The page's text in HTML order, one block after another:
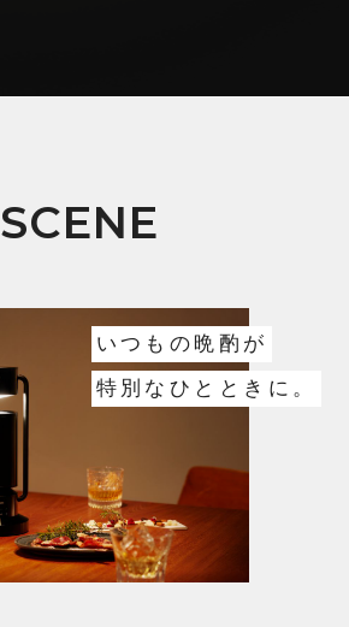
SCENE
いつもの晩酌が
特別なひとときに。